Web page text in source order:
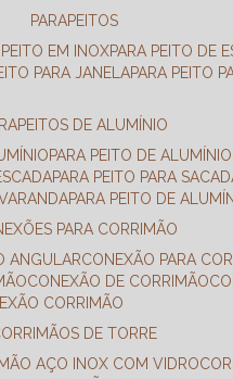
PARAPEITOS
PEITO EM INOX PARA PEITO DE
PARA JANELA PARA PEITO
DE ALUMÍNIO
PARA PEITO DE ALUMÍNIO
PARA PEITO PARA
PARA PEITO DE
PARA CORRIMÃO
ANGULAR CONEXÃO PARA
CONEXÃO DE CORRIMÃO
CORRIMÃO
CORRIMÃOS DE TORRE
AÇO INOX COM VIDRO